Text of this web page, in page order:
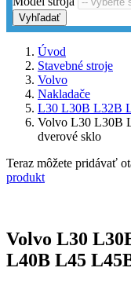
Vyhľadať
Úvod
Stavebné stroje
Volvo
Nakladače
L30 L30B L32B
Volvo L30 L30B
dverové sklo
Teraz môžete pridávať
produkt
Volvo L30
L40B L45